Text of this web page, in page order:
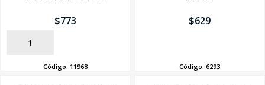
$773
AÑADIR
Código: 11968
$629
Código: 6293